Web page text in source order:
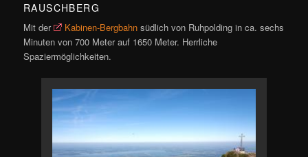
RAUSCHBERG
Mit der Kabinen-Bergbahn südlich von Ruhpolding in ca. sechs
Minuten von 700 Meter auf 1650 Meter. Herrliche
Spaziermöglichkeiten.